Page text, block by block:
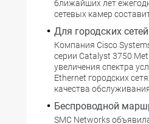
ближайших лет
сетевых камер
Для городских сетей
Компания Cisco
серии Catalyst 3750
увеличения спектра
Ethernet городских
качества
Беспроводной
SMC Networks